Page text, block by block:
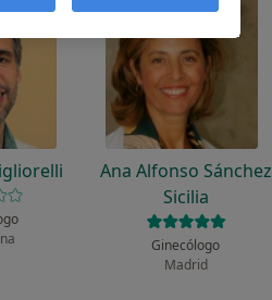
Ana Alfonso Sánchez
Sicilia
Ginecólogo
Madrid